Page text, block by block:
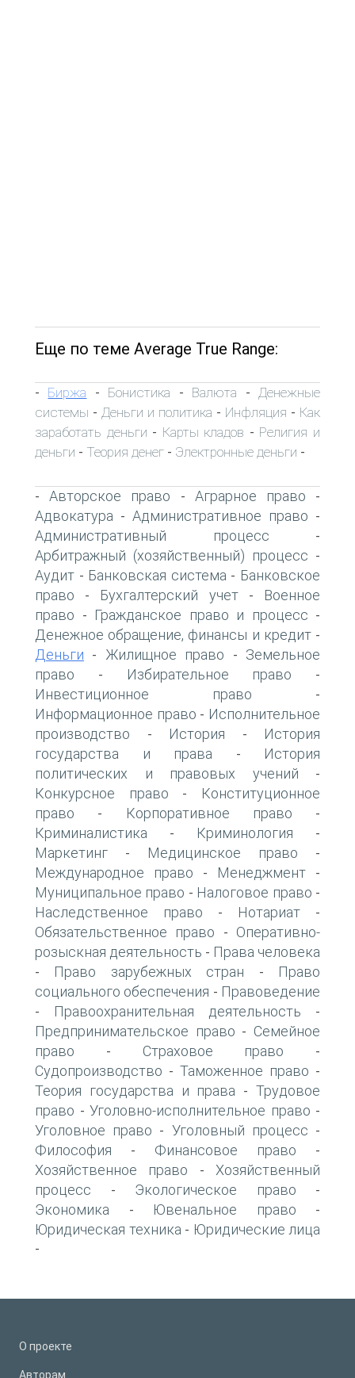
Еще по теме Average True Range:
- Биржа - Бонистика - Валюта - Денежные
системы - Деньги и политика - Инфляция - Как
заработать деньги - Карты кладов - Религия и
деньги - Теория денег - Электронные деньги -
-Авторское право - Аграрное право -
Адвокатура - Административное право -
Административный процесс -
Арбитражный (хозяйственный) процесс -
Аудит - Банковская система - Банковское
право - Бухгалтерский учет-
Военное
право - Гражданское право и процесс -
Денежное обращение, финансы и кредит-
Деньги - Жилищное право - Земельное
право - Избирательное право -
Инвестиционное право -
Информационное право - Исполнительное
производство - История -
История
государства и права -
История
политических и правовых учений -
Конкурсное право -
Конституционное
право - Корпоративное право -
Криминалистика - Криминология -
Маркетинг - Медицинское право -
Международное право - Менеджмент -
Муниципальное право - Налоговое право -
Наследственное право - Нотариат -
Обязательственное право - Оперативно-
розыскная деятельность - Права человека
- Право зарубежных стран -
Право
социального обеспечения - Правоведение
- Правоохранительная деятельность -
Предпринимательское право - Семейное
право - Страховое право -
Судопроизводство - Таможенное право -
Теория государства и права -Трудовое
право - Уголовно-исполнительное право -
Уголовное право - Уголовный процесс -
Философия - Финансовое право -
Хозяйственное право - Хозяйственный
процесс - Экологическое право -
Экономика - Ювенальное право -
Юридическая техника - Юридические лица
-
О проекте
Авторам